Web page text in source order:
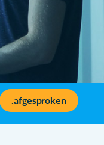
.afgesproken